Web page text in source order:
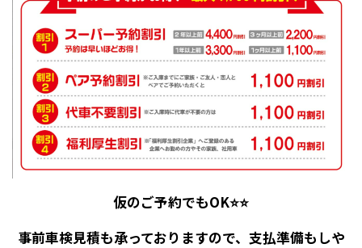
仮のご予約でもOK⭐⭐
事前車検見積も承っておりますので、支払準備もしや